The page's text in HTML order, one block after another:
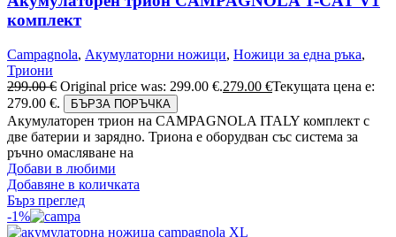
комплект
Campagnola, Акумулаторни ножици, Ножици за една ръка,
Триони
299.00€ Original price was: 299.00 €.279.00 €Текущата цена е:
279.00 €.
БЪРЗА ПОРЪЧКА
Акумулаторен трион на CAMPAGNOLA ITALY комплект с
две батерии и зарядно. Триона е оборудван със система за
ръчно омасляване на
Добави в любими
Добавяне в количката
Бърз преглед
-1%